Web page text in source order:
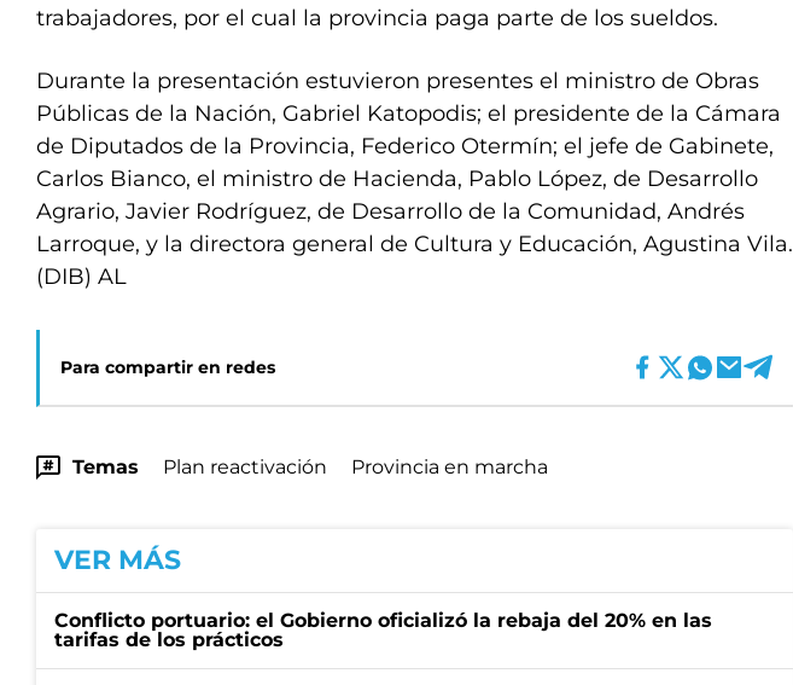
trabajadores, por el cual la provincia paga parte de los sueldos.
Durante la presentación estuvieron presentes el ministro de Obras
Públicas de la Nación, Gabriel Katopodis; el presidente de la Cámara
de Diputados de la Provincia, Federico Otermín; el jefe de Gabinete,
Carlos Bianco, el ministro de Hacienda, Pablo López, de Desarrollo
Agrario, Javier Rodríguez, de Desarrollo de la Comunidad, Andrés
Larroque, y la directora general de Cultura y Educación, Agustina Vila.
(DIB) AL
Para compartir en redes
Temas Plan reactivación Provincia en marcha
VER MÁS
Conflicto portuario: el Gobierno oficializó la rebaja del 20% en las
tarifas de los prácticos